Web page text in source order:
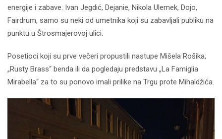
energije i zabave. Ivan Jegdić, Dejanie, Nikola Ulemek, Dojo,
Fairdrum, samo su neki od umetnika koji su zabavljali publiku na
punktu u Štrosmajerovoj ulici.
Posetioci koji su prve večeri propustili nastupe Mišela Rošika,
„Rusty Brass“ benda ili da pogledaju predstavu „La Famiglia
Mirabella“ za to su ponovo imali prilike na Trgu prote Mihaldžića.